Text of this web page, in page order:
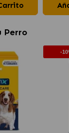
Perro
-